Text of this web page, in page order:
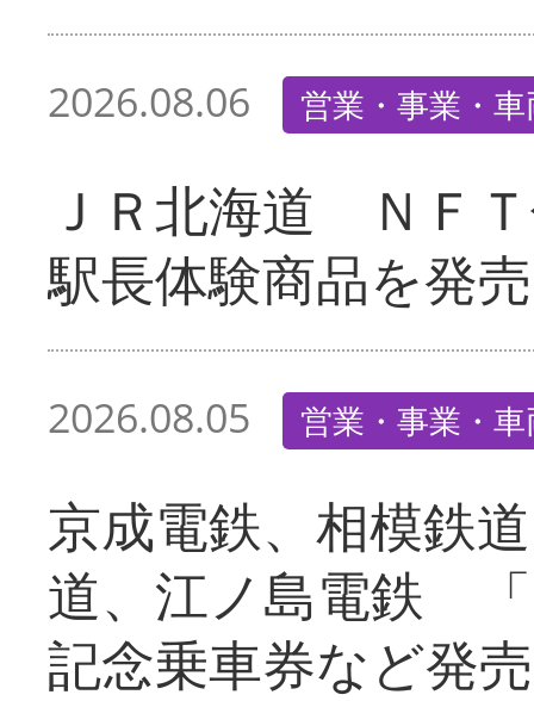
2026.08.06 営業・事業・
ＪＲ北海道 ＮＦ
駅長体験商品を発売
2026.08.05 営業・事業・
京成電鉄、相模鉄
道、江ノ島電鉄
記念乗車券など発売